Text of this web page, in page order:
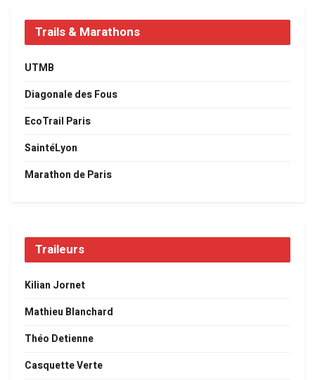
Trails & Marathons
UTMB
Diagonale des Fous
EcoTrail Paris
SaintéLyon
Marathon de Paris
Traileurs
Kilian Jornet
Mathieu Blanchard
Théo Detienne
Casquette Verte